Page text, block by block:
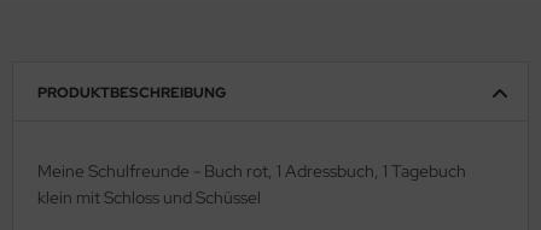
PRODUKTBESCHREIBUNG
Meine Schulfreunde - Buch rot, 1 Adressbuch, 1 Tagebuch
klein mit Schloss und Schüssel